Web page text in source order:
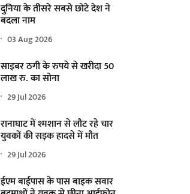
दुनिया के तीसरे सबसे छोटे देश ने
बदला नाम
03 Aug 2026
साइबर ठगी के रुपये से खरीदा 50
लाख रु. का सोना
29 Jul 2026
रानाघाट में श्मशान से लौट रहे चार
युवकों की सड़क हादसे में मौत
29 Jul 2026
ईएम बाईपास के पास बाइक सवार